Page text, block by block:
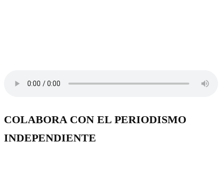
COLABORA CON EL PERIODISMO
INDEPENDIENTE